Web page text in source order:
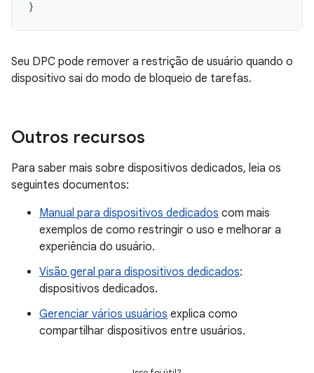
}
Seu DPC pode remover a restrição de usuário quando o
dispositivo sai do modo de bloqueio de tarefas.
Outros recursos
Para saber mais sobre dispositivos dedicados, leia os
seguintes documentos:
Manual para dispositivos dedicados com mais
exemplos de como restringir o uso e melhorar a
experiência do usuário.
Visão geral para dispositivos dedicados:
dispositivos dedicados.
Gerenciar vários usuários explica como
compartilhar dispositivos entre usuários.